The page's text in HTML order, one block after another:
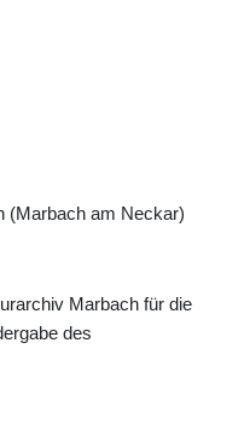
(Marbach am Neckar)
Marbach für die
des